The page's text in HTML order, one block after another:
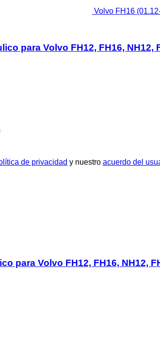
Volvo FH16
para Volvo FH12, FH16, NH12,
de privacidad y nuestro acuerdo del
para Volvo FH12, FH16, NH12,